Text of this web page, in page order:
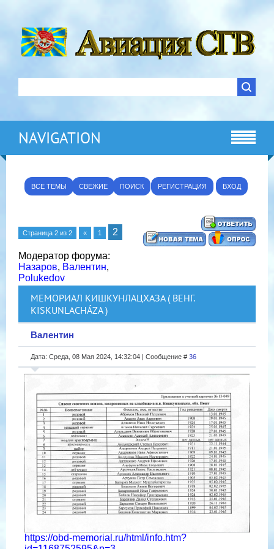
NAVIGATION
ВСЕ ТЕМЫ СВЕЖИЕ ПОИСК РЕГИСТРАЦИЯ ВХОД
Страница 2 из 2 « 1 2
Модератор форума:
Назаров, Валентин,
Polukedov
МЕМОРИАЛ КИШКУНЛАЦХАЗА ( ВЕНГ.
KISKUNLACHÁZA )
Валентин
Дата: Среда, 08 Мая 2024, 14:32:04 | Сообщение # 36
https://obd-memorial.ru/html/info.htm?